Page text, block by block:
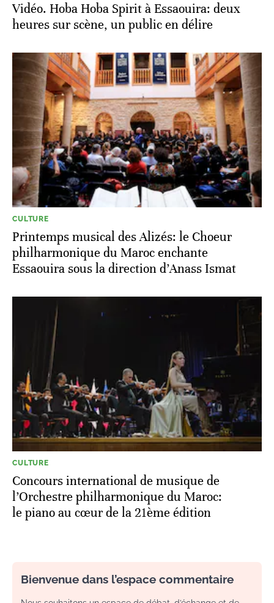
Vidéo. Hoba Hoba Spirit à Essaouira: deux
heures sur scène, un public en délire
CULTURE
Printemps musical des Alizés: le Choeur
philharmonique du Maroc enchante
Essaouira sous la direction d’Anass Ismat
CULTURE
Concours international de musique de
l’Orchestre philharmonique du Maroc:
le piano au cœur de la 21ème édition
Bienvenue dans l’espace commentaire